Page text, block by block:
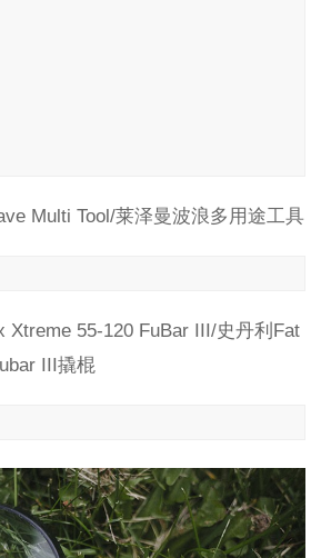
Multi Tool/莱泽曼波浪多用途工具
Xtreme 55-120 FuBar III/史丹利Fat
III撬棍